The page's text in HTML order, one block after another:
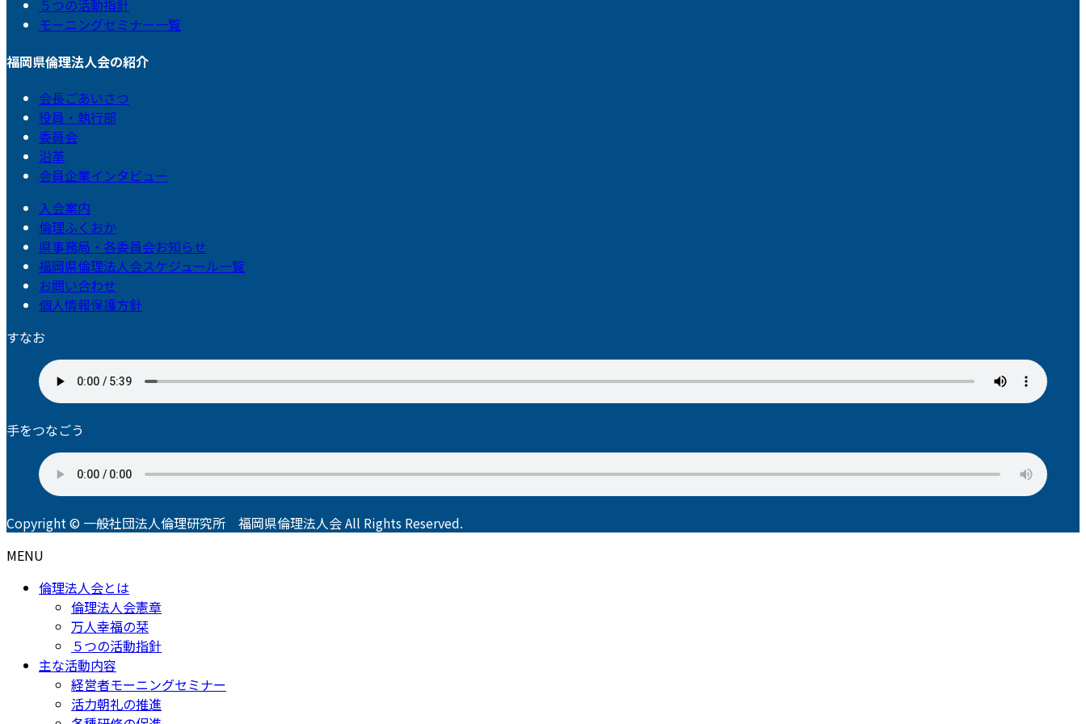
５つの活動指針
モーニングセミナー一覧
福岡県倫理法人会の紹介
会長ごあいさつ
役員・執行部
委員会
沿革
会員企業インタビュー
入会案内
倫理ふくおか
県事務局・各委員会お知らせ
福岡県倫理法人会スケジュール一覧
お問い合わせ
個人情報保護方針
すなお
手をつなごう
Copyright © 一般社団法人倫理研究所 福岡県倫理法人会 All Rights Reserved.
MENU
倫理法人会とは
倫理法人会憲章
万人幸福の栞
５つの活動指針
主な活動内容
経営者モーニングセミナー
活力朝礼の推進